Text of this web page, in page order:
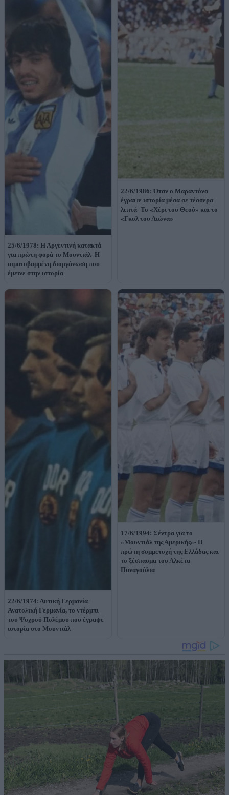
25/6/1978: Η Αργεντινή κατακτά
για πρώτη φορά το Μουντιάλ- Η
αιματοβαμμένη διοργάνωση που
έμεινε στην ιστορία
22/6/1986: Όταν ο Μαραντόνα
έγραψε ιστορία μέσα σε τέσσερα
λεπτά- Το «Χέρι του Θεού» και το
«Γκολ του Αιώνα»
22/6/1974: Δυτική Γερμανία –
Ανατολική Γερμανία, το ντέρμπι
του Ψυχρού Πολέμου που έγραψε
ιστορία στο Μουντιάλ
17/6/1994: Σέντρα για το
«Μουντιάλ της Αμερικής»- Η
πρώτη συμμετοχή της Ελλάδας και
το ξέσπασμα του Αλκέτα
Παναγούλια